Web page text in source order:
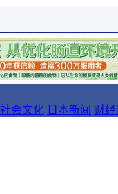
社会文化 日本新闻 财